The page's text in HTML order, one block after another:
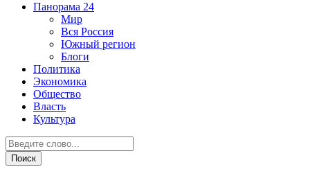
Панорама 24
Мир
Вся Россия
Южный регион
Блоги
Политика
Экономика
Общество
Власть
Культура